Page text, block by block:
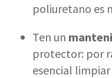
poliuretano es
Ten un
protector: por
esencial